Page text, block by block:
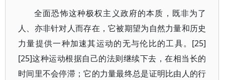
全面恐怖这种极权主义政府的本质，既非为了
人、亦非针对人而存在，它被期望为自然力量和历史
力量提供一种加速其运动的无与伦比的工具。[25]
[25]这种运动根据自己的法则继续下去，在相当长的
时间里不会停滞；它的力量最终总是证明比由人的行